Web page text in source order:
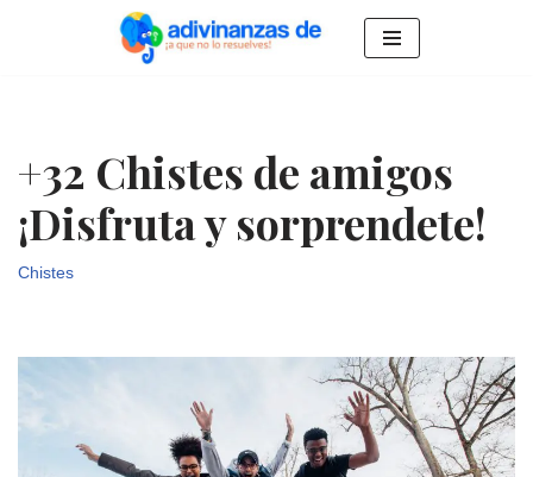
+32 Chistes de amigos
¡Disfruta y sorprendete!
Chistes